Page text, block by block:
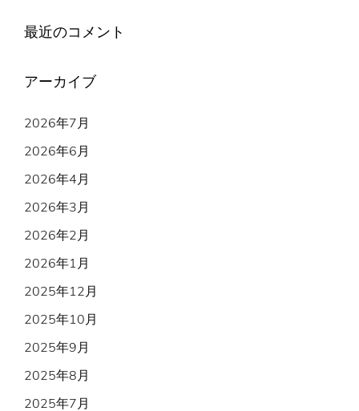
最近のコメント
アーカイブ
2026年7月
2026年6月
2026年4月
2026年3月
2026年2月
2026年1月
2025年12月
2025年10月
2025年9月
2025年8月
2025年7月